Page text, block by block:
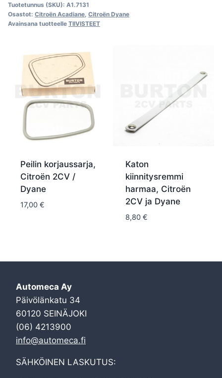
Tuotetunnus (SKU): A1.7131
Osastot: Citroën Acadiane Citroën Dyane
Avainsana tuotteelle TIIVISTEET
Peilin korjaussarja,
Citroën 2CV /
Dyane
17,00 €
Katon
kiinnitysremmi
harmaa, Citroën
2CV ja Dyane
8,80 €
Automeca Ay
Päivölänkatu 34
60120 SEINÄJOKI
(06) 4213900
info@automeca.fi
SÄHKÖINEN LASKUTUS: